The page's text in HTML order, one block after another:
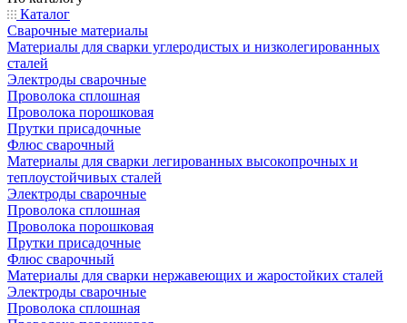
Каталог
Сварочные материалы
Материалы для сварки углеродистых и низколегированных
сталей
Электроды сварочные
Проволока сплошная
Проволока порошковая
Прутки присадочные
Флюс сварочный
Материалы для сварки легированных высокопрочных и
теплоустойчивых сталей
Электроды сварочные
Проволока сплошная
Проволока порошковая
Прутки присадочные
Флюс сварочный
Материалы для сварки нержавеющих и жаростойких сталей
Электроды сварочные
Проволока сплошная